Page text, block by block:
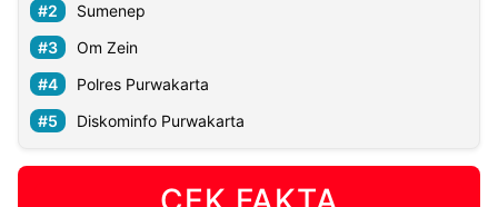
Sumenep
Om Zein
Polres Purwakarta
Diskominfo Purwakarta